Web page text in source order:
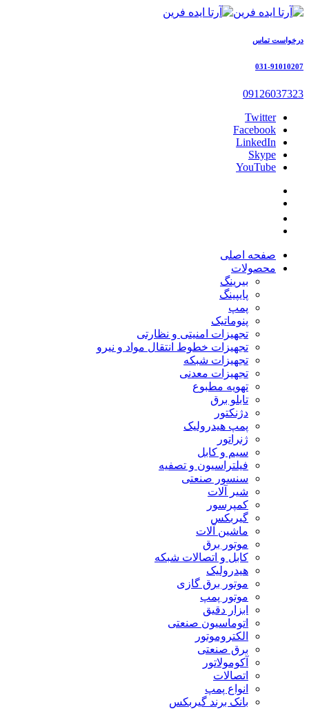
درخواست تماس
031-91010207
09126037323
Twitter
Facebook
LinkedIn
Skype
YouTube
صفحه اصلی
محصولات
بیرینگ
پایپینگ
پمپ
پنوماتیک
تجهیزات امنیتی و نظارتی
تجهیزات خطوط انتقال مواد و نیرو
تجهیزات شبکه
تجهیزات معدنی
تهویه مطبوع
تابلو برق
دژنکتور
پمپ هیدرولیک
ژنراتور
سیم و کابل
فیلتراسیون و تصفیه
سنسور صنعتی
شیر آلات
کمپرسور
گیربکس
ماشین آلات
موتور برق
کابل و اتصالات شبکه
هیدرولیک
موتور برق گازی
موتور پمپ
ابزار دقیق
اتوماسیون صنعتی
الکتروموتور
برق صنعتی
آکومولاتور
اتصالات
انواع پمپ
بانک برند گیربکس